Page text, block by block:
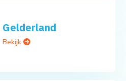
Gelderland
Bekijk